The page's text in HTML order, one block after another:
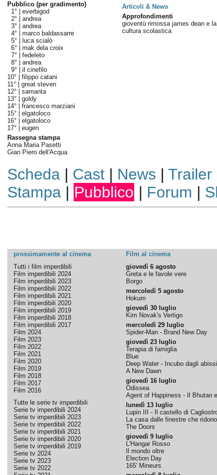
Pubblico (per gradimento)
1° | everbigod
2° | andrea
3° | andrea
4° | marco baldassarre
5° |
luca scialò
6° | mak dela croix
7° | fedeleto
8° | andrea
9° | il cinefilo
10° | filippo catani
11° | great steven
12° | samanta
13° | goldy
14° | francesco marziani
15° | elgatoloco
16° | elgatoloco
17° | eugen
Rassegna stampa
Anna Maria Pasetti
Gian Piero dell'Acqua
Articoli & News
Approfondimenti
gioventù rimossa james dean e la
cultura scolastica
Scheda| Cast| News | Trailer
Stampa| Pubblico | Forum |
prossimamente al cinema
Film al cinema
Tutti i film imperdibili
Film imperdibili 2024
Film imperdibili 2023
Film imperdibili 2022
Film imperdibili 2021
Film imperdibili 2020
Film imperdibili 2019
Film imperdibili 2018
Film imperdibili 2017
Film 2024
Film 2023
Film 2022
Film 2021
Film 2020
Film 2019
Film 2018
Film 2017
Film 2016
Tutte le serie tv imperdibili
Serie tv imperdibili 2024
Serie tv imperdibili 2023
Serie tv imperdibili 2022
Serie tv imperdibili 2021
Serie tv imperdibili 2020
Serie tv imperdibili 2019
Serie tv 2024
Serie tv 2023
Serie tv 2022
giovedì 6 agosto
Greta e le favole vere
Borgo
mercoledì 5 agosto
Hokum
giovedì 30 luglio
Kim Novak's Vertigo
mercoledì 29 luglio
Spider-Man - Brand New Day
giovedì 23 luglio
Terapia di famiglia
Blue
Deep Water - Incubo dagli abissi
A New Dawn
giovedì 16 luglio
Odissea
Agent of Happiness - Il Bhutan
lunedì 13 luglio
Lupin III - Il castello di
La casa dalle finestre che ridono
The Doors
giovedì 9 luglio
L'Hangar Rosso
Il mondo oltre
Election Day
165' Mineurs